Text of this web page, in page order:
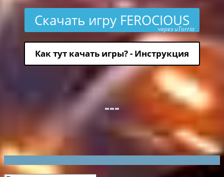
Скачать игру FEROCIOUS
через uTorria
Как тут качать игры? - Инструкция